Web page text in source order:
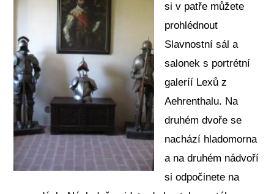
si v patře můžete
prohlédnout
Slavnostní sál a
salonek s portrétní
galeríí Lexů z
Aehrenthalu. Na
druhém dvoře se
nachází hladomorna
a na druhém nádvoří
si odpočinete na